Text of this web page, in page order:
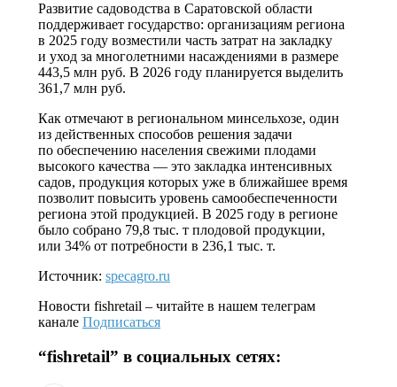
Развитие садоводства в Саратовской области
поддерживает государство: организациям региона
в 2025 году возместили часть затрат на закладку
и уход за многолетними насаждениями в размере
443,5 млн руб. В 2026 году планируется выделить
361,7 млн руб.
Как отмечают в региональном минсельхозе, один
из действенных способов решения задачи
по обеспечению населения свежими плодами
высокого качества — это закладка интенсивных
садов, продукция которых уже в ближайшее время
позволит повысить уровень самообеспеченности
региона этой продукцией. В 2025 году в регионе
было собрано 79,8 тыс. т плодовой продукции,
или 34% от потребности в 236,1 тыс. т.
Источник: specagro.ru
Новости fishretail – читайте в нашем телеграм
канале Подписаться
“fishretail” в социальных сетях: